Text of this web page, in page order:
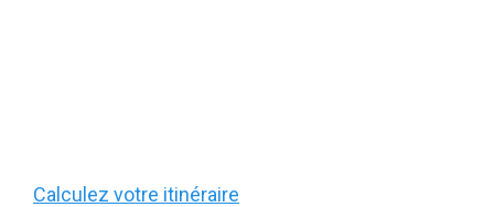
Calculez votre itinéraire